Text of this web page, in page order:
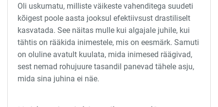
Oli uskumatu, milliste väikeste vahenditega suudeti
kõigest poole aasta jooksul efektiivsust drastiliselt
kasvatada. See näitas mulle kui algajale juhile, kui
tähtis on rääkida inimestele, mis on eesmärk. Samuti
on oluline avatult kuulata, mida inimesed räägivad,
sest nemad rohujuure tasandil panevad tähele asju,
mida sina juhina ei näe.